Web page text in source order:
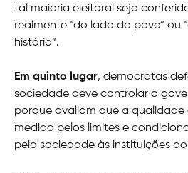
tal maioria eleitoral seja
realmente “do lado do povo” ou
história”.
Em quinto lugar, democratas
sociedade deve controlar o
porque avaliam que a
medida pelos limites e
pela sociedade às instituições do